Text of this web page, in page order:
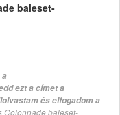
baleset-
a
ezt a címet a
és elfogadom a
Colonnade baleset-